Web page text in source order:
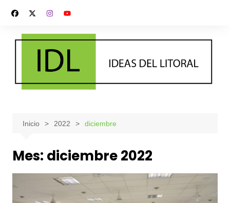
contenido
Inicio 2022 diciembre
Mes: diciembre 2022